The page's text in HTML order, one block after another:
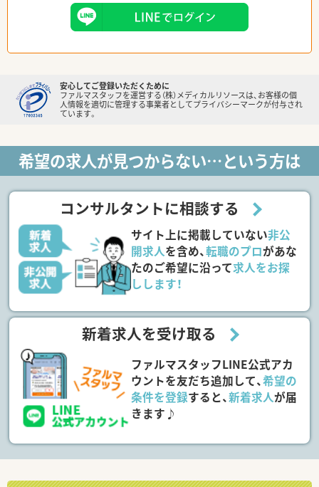
安心してご登録いただくために
ファルマスタッフを運営する（株）メディカルリソースは、お客様の個
人情報を適切に管理する事業者としてプライバシーマークが付与され
ています。
希望の求人が見つからない…という方は
コンサルタントに相談する
サイト上に掲載していない非公
開求人を含め、転職のプロがあな
たのご希望に沿って求人をお探
しします！
新着求人を受け取る
ファルマスタッフLINE公式アカ
ウントを友だち追加して、希望の
条件を登録すると、新着求人が届
きます♪